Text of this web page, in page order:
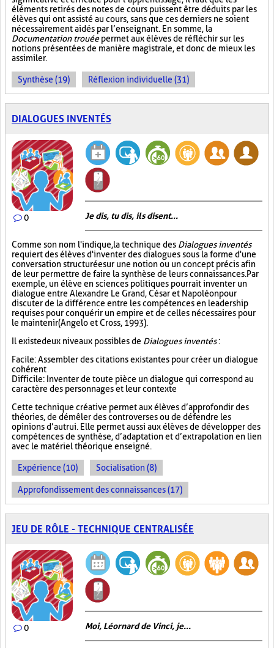
éléments retirés des notes de cours puissent être déduits par les
élèves qui ont assisté au cours, sans que ces derniers ne soient
nécessairement aidés par l’enseignant. En somme, la
Documentation trouéepermet aux élèves de réfléchir sur les
notions présentées de manière magistrale, et donc de mieux les
assimiler.
Synthèse (19) Réflexion individuelle (31)
DIALOGUES INVENTÉS
0 Je dis, tu dis, ils disent...
Comme son nom l'indique, la technique des Dialogues inventés
requiert des élèves d'inventer des dialogues sous la forme d'une
conversation structurée sur une notion ou un concept précis afin
de leur permettre de faire la synthèse de leurs connaissances. Par
exemple, un élève en sciences politiques pourrait inventer un
dialogue entre Alexandre Le Grand, César et Napoléon pour
discuter de la différence entre les compétences en leadership
requises pour conquérir un empire et de celles nécessaires pour
le maintenir (Angelo et Cross, 1993).
Il existe deux niveaux possibles de Dialogues inventés:
Facile : Assembler des citations existantes pour créer un dialogue
cohérent
Difficile : Inventer de toute pièce un dialogue qui correspond au
caractère des personnages et leur contexte
Cette technique créative permet aux élèves d’approfondir des
théories, de démêler des controverses ou de défendre les
opinions d’autrui. Elle permet aussi aux élèves de développer des
compétences de synthèse, d’adaptation et d’extrapolation en lien
avec le matériel théorique enseigné.
Expérience (10) Socialisation (8)
Approfondissement des connaissances (17)
JEU DE RÔLE - TECHNIQUE CENTRALISÉE
0 Moi, Léornard de Vinci, je...